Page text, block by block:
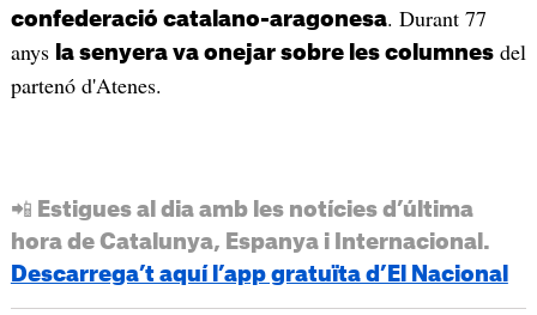
confederació catalano-aragonesa. Durant 77
anys la senyera va onejar sobre les columnesdel
partenó d'Atenes.
📲 Estigues al dia amb les notícies d’última
hora de Catalunya, Espanya i Internacional.
Descarrega’t aquí l’app gratuïta d’El Nacional